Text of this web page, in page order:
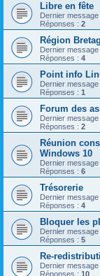
Libre en fête
Dernier
Réponses : 2
Région
Dernier
Réponses : 4
Point info
Dernier
Réponses : 1
Forum des
Dernier
Réponses : 2
Réunion
Windows 10
Dernier
Réponses : 6
Trésorerie
Dernier
Réponses : 4
Bloquer les
Dernier
Réponses : 5
Re-
Dernier
Réponses : 10